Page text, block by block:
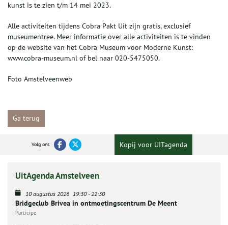
kunst is te zien t/m 14 mei 2023.
Alle activiteiten tijdens Cobra Pakt Uit zijn gratis, exclusief
museumentree. Meer informatie over alle activiteiten is te vinden
op de website van het Cobra Museum voor Moderne Kunst:
www.cobra-museum.nl of bel naar 020-5475050.
Foto Amstelveenweb
Ga terug
Volg ons Kopij voor UITagenda
UitAgenda Amstelveen
10 augustus 2026 19:30-22:30
Bridgeclub Brivea in ontmoetingscentrum De Meent
Participe